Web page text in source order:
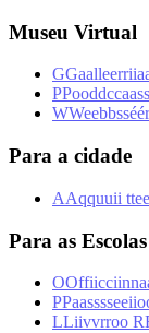
Museu Virtual
GGaalleerriia
PPooddccaass
WWeebbsséér
Para a cidade
AAqquuii ttee
Para as Escolas
OOffiicciinna
PPaasssseeiio
LLiivvrroo R